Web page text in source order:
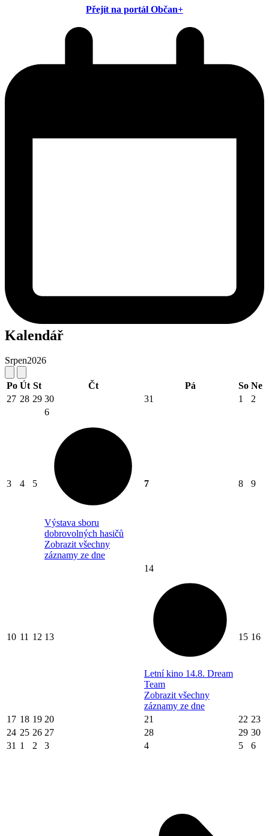
Přejít na portál Občan+
Kalendář
Srpen2026
Po Út St Čt Pá So Ne
27 28 29 30 31 1 2
3 4 5
6
Výstava sboru
dobrovolných hasičů
Zobrazit všechny
záznamy ze dne
7 8 9
10 11 12 13
14
Letní kino 14.8. Dream
Team
Zobrazit všechny
záznamy ze dne
15 16
17 18 19 20 21 22 23
24 25 26 27 28 29 30
31 1 2 3 4 5 6